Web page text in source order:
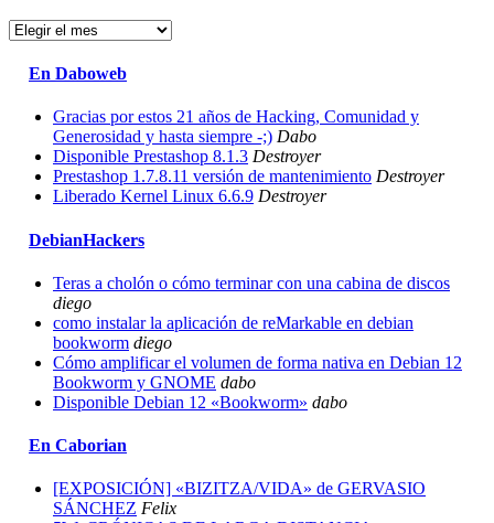
Archivos
En Daboweb
Gracias por estos 21 años de Hacking, Comunidad y
Generosidad y hasta siempre -;) Dabo
Disponible Prestashop 8.1.3 Destroyer
Prestashop 1.7.8.11 versión de mantenimiento Destroyer
Liberado Kernel Linux 6.6.9 Destroyer
DebianHackers
Teras a cholón o cómo terminar con una cabina de discos
diego
como instalar la aplicación de reMarkable en debian
bookworm diego
Cómo amplificar el volumen de forma nativa en Debian 12
Bookworm y GNOME dabo
Disponible Debian 12 «Bookworm» dabo
En Caborian
[EXPOSICIÓN] «BIZITZA/VIDA» de GERVASIO
SÁNCHEZ Felix